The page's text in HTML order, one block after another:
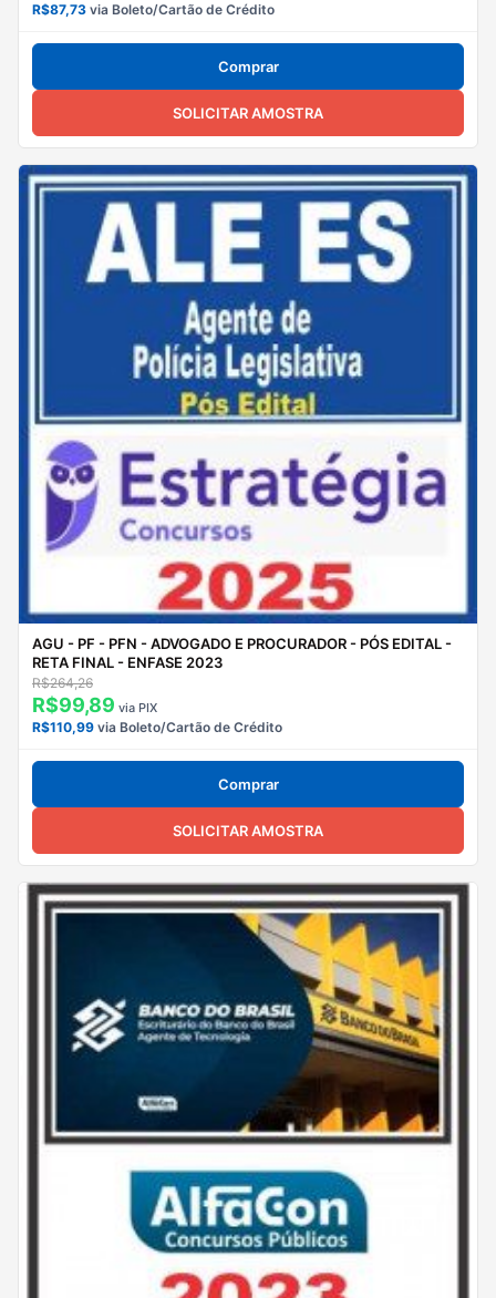
R$87,73 via Boleto/Cartão de Crédito
Comprar
SOLICITAR AMOSTRA
AGU - PF - PFN - ADVOGADO E PROCURADOR - PÓS EDITAL -
RETA FINAL - ENFASE 2023
R$264,26
R$99,89 via PIX
R$110,99 via Boleto/Cartão de Crédito
Comprar
SOLICITAR AMOSTRA